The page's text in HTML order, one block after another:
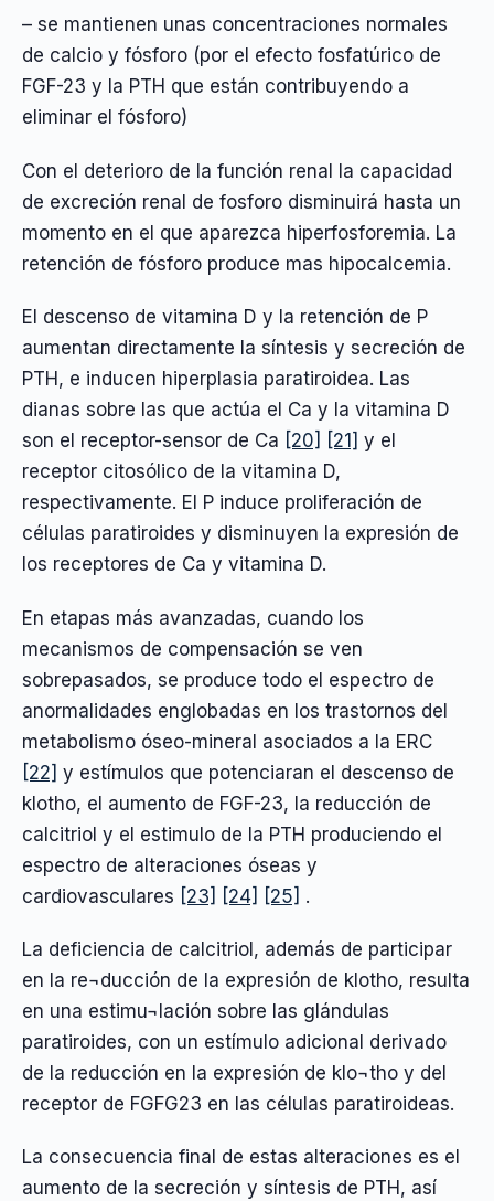
– se mantienen unas concentraciones normales
de calcio y fósforo (por el efecto fosfatúrico de
FGF-23 y la PTH que están contribuyendo a
eliminar el fósforo)
Con el deterioro de la función renal la capacidad
de excreción renal de fosforo disminuirá hasta un
momento en el que aparezca hiperfosforemia. La
retención de fósforo produce mas hipocalcemia.
El descenso de vitamina D y la retención de P
aumentan directamente la síntesis y secreción de
PTH, e inducen hiperplasia paratiroidea. Las
dianas sobre las que actúa el Ca y la vitamina D
son el receptor-sensor de Ca [20] [21] y el
receptor citosólico de la vitamina D,
respectivamente. El P induce proliferación de
células paratiroides y disminuyen la expresión de
los receptores de Ca y vitamina D.
En etapas más avanzadas, cuando los
mecanismos de compensación se ven
sobrepasados, se produce todo el espectro de
anormalidades englobadas en los trastornos del
metabolismo óseo-mineral asociados a la ERC
[22] y estímulos que potenciaran el descenso de
klotho, el aumento de FGF-23, la reducción de
calcitriol y el estimulo de la PTH produciendo el
espectro de alteraciones óseas y
cardiovasculares [23] [24] [25] .
La deficiencia de calcitriol, además de participar
en la re¬ducción de la expresión de klotho, resulta
en una estimu¬lación sobre las glándulas
paratiroides, con un estímulo adicional derivado
de la reducción en la expresión de klo¬tho y del
receptor de FGFG23 en las células paratiroideas.
La consecuencia final de estas alteraciones es el
aumento de la secreción y síntesis de PTH, así